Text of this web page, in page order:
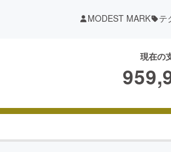
MODEST MARK テ
現在の